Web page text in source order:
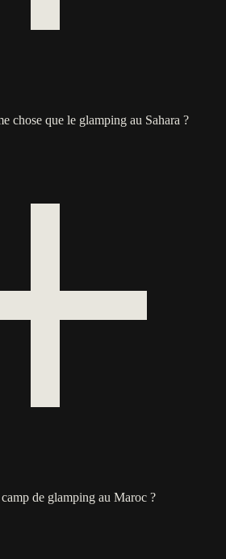
chose que le glamping au Sahara ?
de glamping au Maroc ?